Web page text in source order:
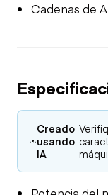
Cadenas de
Creado
usando
IA